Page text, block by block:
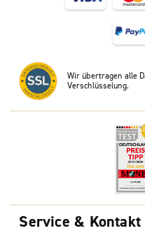
Wir übertragen alle
Verschlüsselung.
Service & Kontakt